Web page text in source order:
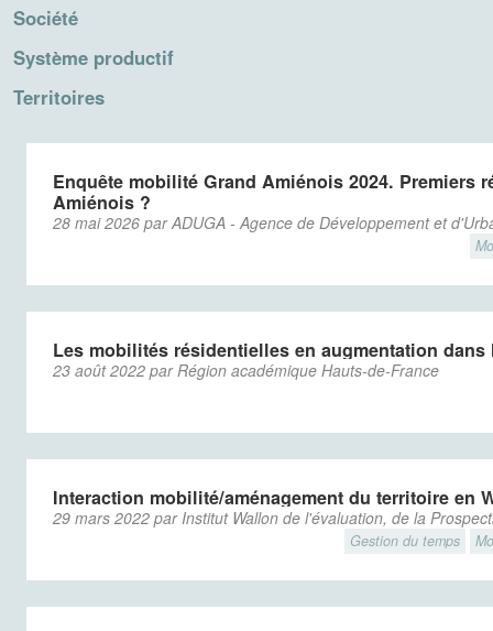
Société
Système productif
Territoires
Enquête mobilité Grand Amiénois 2024. Premiers
Amiénois ?
28 mai 2026 par ADUGA - Agence de Développement et
Les mobilités résidentielles en augmentation
23 août 2022 par Région académique Hauts-de-France
Interaction mobilité/aménagement du territoire en
29 mars 2022 par Institut Wallon de l'évaluation, de la
Gestion du temps